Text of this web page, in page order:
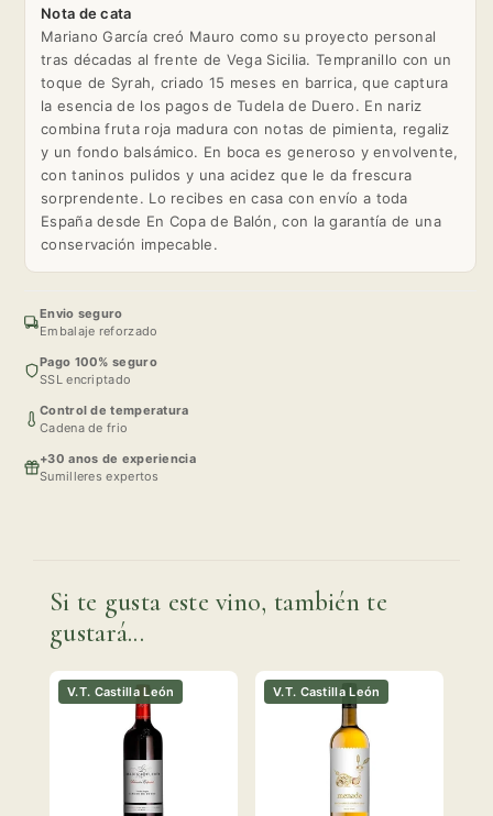
Nota de cata
Mariano García creó Mauro como su proyecto personal
tras décadas al frente de Vega Sicilia. Tempranillo con un
toque de Syrah, criado 15 meses en barrica, que captura
la esencia de los pagos de Tudela de Duero. En nariz
combina fruta roja madura con notas de pimienta, regaliz
y un fondo balsámico. En boca es generoso y envolvente,
con taninos pulidos y una acidez que le da frescura
sorprendente. Lo recibes en casa con envío a toda
España desde En Copa de Balón, con la garantía de una
conservación impecable.
Envio seguro
Embalaje reforzado
Pago 100% seguro
SSL encriptado
Control de temperatura
Cadena de frio
+30 anos de experiencia
Sumilleres expertos
Si te gusta este vino, también te
gustará...
V.T. Castilla León V.T. Castilla León